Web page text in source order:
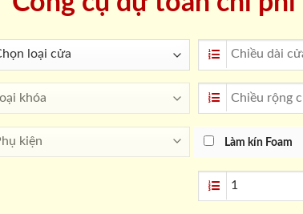
Làm kín Foam